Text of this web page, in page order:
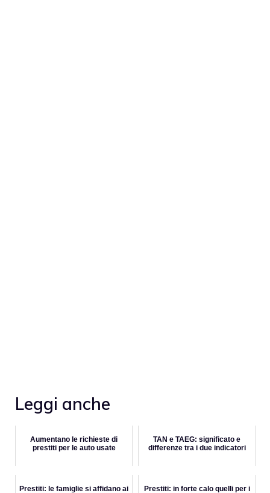
Leggi anche
Aumentano le richieste di
prestiti per le auto usate
TAN e TAEG: significato e
differenze tra i due indicatori
Prestiti: le famiglie si affidano ai
Prestiti: in forte calo quelli per i